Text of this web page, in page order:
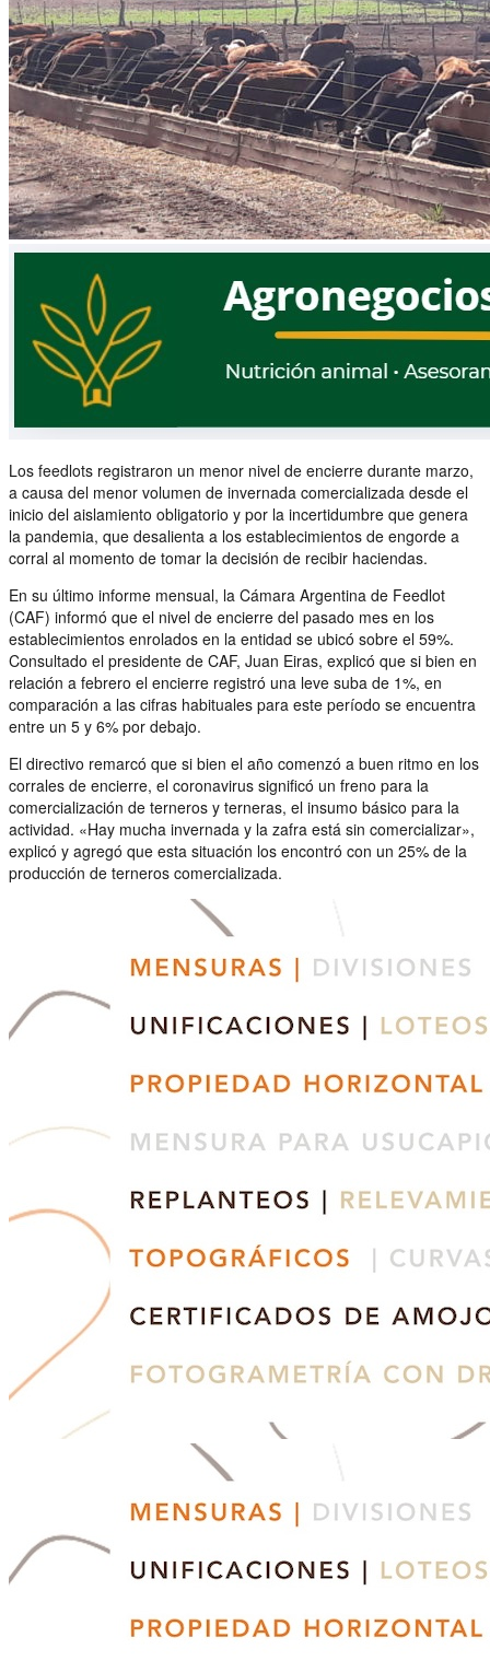
Los feedlots registraron un menor nivel de encierre durante marzo,
a causa del menor volumen de invernada comercializada desde el
inicio del aislamiento obligatorio y por la incertidumbre que genera
la pandemia, que desalienta a los establecimientos de engorde a
corral al momento de tomar la decisión de recibir haciendas.
En su último informe mensual, la Cámara Argentina de Feedlot
(CAF) informó que el nivel de encierre del pasado mes en los
establecimientos enrolados en la entidad se ubicó sobre el 59%.
Consultado el presidente de CAF, Juan Eiras, explicó que si bien en
relación a febrero el encierre registró una leve suba de 1%, en
comparación a las cifras habituales para este período se encuentra
entre un 5 y 6% por debajo.
El directivo remarcó que si bien el año comenzó a buen ritmo en los
corrales de encierre, el coronavirus significó un freno para la
comercialización de terneros y terneras, el insumo básico para la
actividad. «Hay mucha invernada y la zafra está sin comercializar»,
explicó y agregó que esta situación los encontró con un 25% de la
producción de terneros comercializada.